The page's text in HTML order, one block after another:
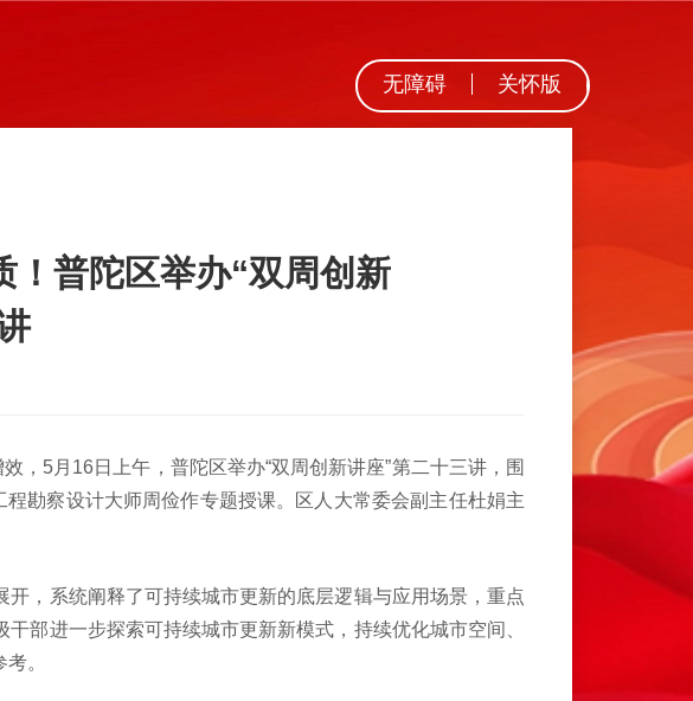
无障碍 关怀版
！普陀区举办“双周创新
5月16日上午，普陀区举办“双周创新讲座”第二十三讲，围
勘察设计大师周俭作专题授课。区人大常委会副主任杜娟主
，系统阐释了可持续城市更新的底层逻辑与应用场景，重点
部进一步探索可持续城市更新新模式，持续优化城市空间、
。